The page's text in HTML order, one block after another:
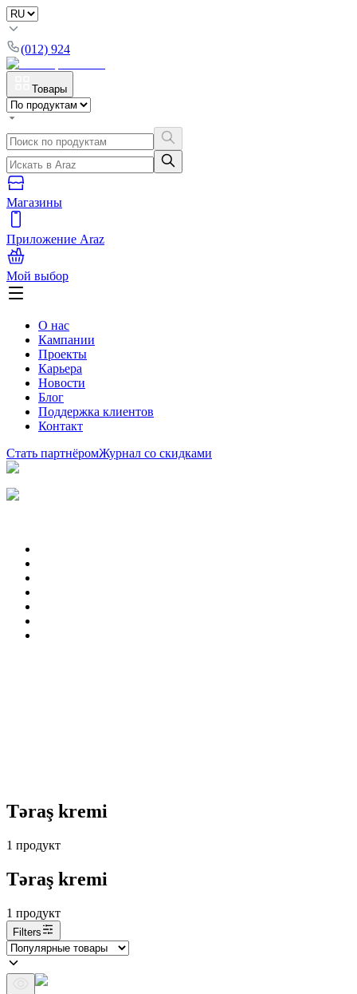
(012) 924
Товары
Магазины
Приложение Araz
Мой выбор
О нас
Кампании
Проекты
Карьера
Новости
Блог
Поддержка клиентов
Контакт
Стать партнёромЖурнал со скидками
Təraş kremi
1 продукт
Təraş kremi
1 продукт
Filters